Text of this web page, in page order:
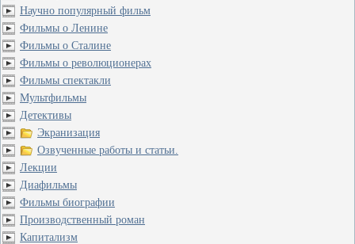
Научно популярный фильм
Фильмы о Ленине
Фильмы о Сталине
Фильмы о революционерах
Фильмы спектакли
Мультфильмы
Детективы
Экранизация
Озвученные работы и статьи.
Лекции
Диафильмы
Фильмы биографии
Производственный роман
Капитализм